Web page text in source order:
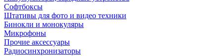
Софтбоксы
Штативы для фото и видео техники
Бинокли и монокуляры
Микрофоны
Прочие аксессуары
Радиосинхронизаторы